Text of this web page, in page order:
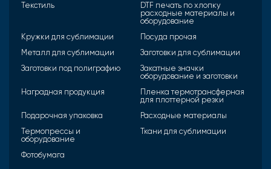
Текстиль
DTF печать по хлопку
расходные материалы и
оборудование
Кружки для сублимации
Посуда прочая
Металл для сублимации
Заготовки для сублимации
Заготовки под полиграфию
Закатные значки
оборудование и заготовки
Наградная продукция
Пленка термотрансферная
для плоттерной резки
Подарочная упаковка
Расходные материалы
Термопрессы и
оборудование
Ткани для сублимации
Фотобумага